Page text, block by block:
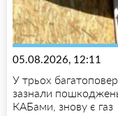
05.08.2026, 12:11
У трьох
зазнали
КАБами, знову є газ